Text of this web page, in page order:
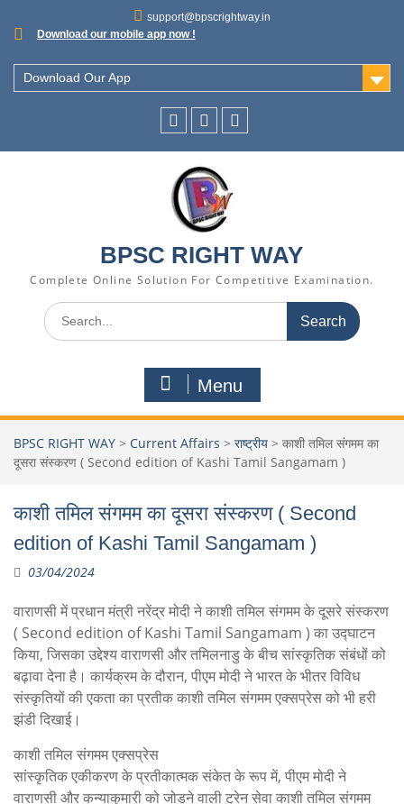
support@bpscrightway.in
Download our mobile app now !
Download Our App
BPSC RIGHT WAY
Complete Online Solution For Competitive Examination.
Menu
BPSC RIGHT WAY > Current Affairs > राष्ट्रीय > काशी तमिल संगमम का
दूसरा संस्करण ( Second edition of Kashi Tamil Sangamam )
काशी तमिल संगमम का दूसरा संस्करण ( Second
edition of Kashi Tamil Sangamam )
03/04/2024
वाराणसी में प्रधान मंत्री नरेंद्र मोदी ने काशी तमिल संगमम के दूसरे संस्करण
( Second edition of Kashi Tamil Sangamam ) का उद्घाटन
किया, जिसका उद्देश्य वाराणसी और तमिलनाडु के बीच सांस्कृतिक संबंधों को
बढ़ावा देना है। कार्यक्रम के दौरान, पीएम मोदी ने भारत के भीतर विविध
संस्कृतियों की एकता का प्रतीक काशी तमिल संगमम एक्सप्रेस को भी हरी
झंडी दिखाई।
काशी तमिल संगमम एक्सप्रेस
सांस्कृतिक एकीकरण के प्रतीकात्मक संकेत के रूप में, पीएम मोदी ने
वाराणसी और कन्याकुमारी को जोड़ने वाली ट्रेन सेवा काशी तमिल संगमम